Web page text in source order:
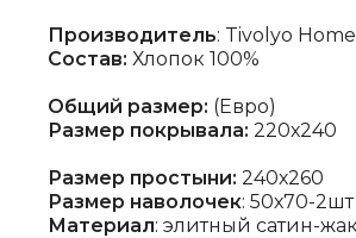
Производитель: Tivolyo Home
Состав: Хлопок 100%
Общий размер: (Евро)
Размер покрывала: 220х240
Размер простыни: 240х260
Размер наволочек: 50х70-2шт
Материал: элитный сатин-